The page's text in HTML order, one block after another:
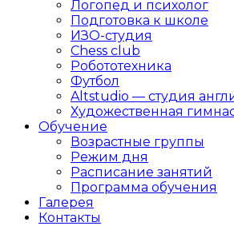
Логопед и психолог
Подготовка к школе
ИЗО-студия
Chess club
Робототехника
Футбол
Altstudio — студия
Художественная
Обучение
Возрастные группы
Режим дня
Расписание занятий
Программа обучения
Галерея
Контакты